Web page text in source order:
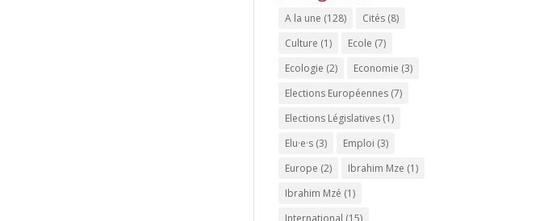
A la une (128) Cités (8)
Culture (1) Ecole (7)
Ecologie (2) Economie (3)
Elections Européennes (7)
Elections Législatives (1)
Elu·e·s (3) Emploi (3)
Europe (2) Ibrahim Mze (1)
Ibrahim Mzé (1)